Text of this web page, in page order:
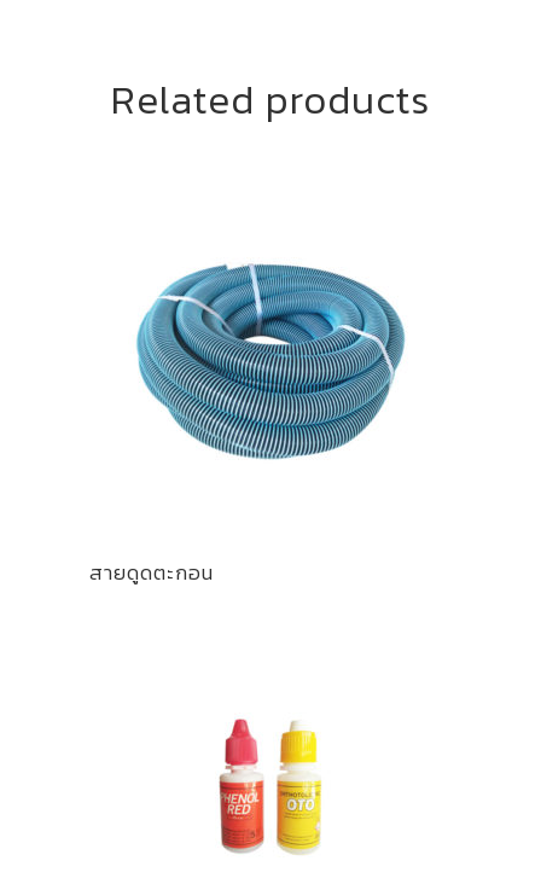
Related products
สายดูดตะกอน